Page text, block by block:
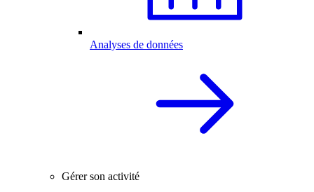
Analyses de données
Gérer son activité